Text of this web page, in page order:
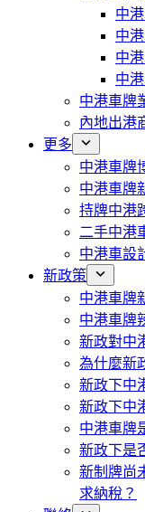
中
中
中
中
中港車牌
內地出港
更多
中港車牌
中港車牌
持牌中港
二手中港
中港車設
新政策
中港車牌
中港車牌
新政對中
為什麼新
新政下中
新政下中
中港車牌
新政下是
新制牌尚
求納稅？